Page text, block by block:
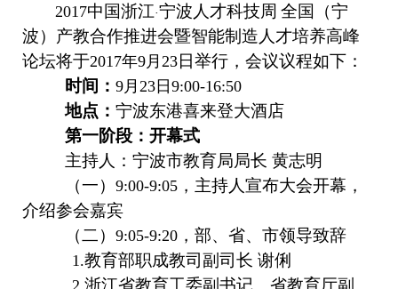
2017中国浙江·宁波人才科技周 全国（宁
波）产教合作推进会暨智能制造人才培养高峰
论坛将于2017年9月23日举行，会议议程如下：
时间： 9月23日9:00-16:50
地点： 宁波东港喜来登大酒店
第一阶段：开幕式
主持人：宁波市教育局局长 黄志明
（一） 9:00-9:05，主持人宣布大会开幕，
介绍参会嘉宾
（二） 9:05-9:20，部、省、市领导致辞
1.教育部职成教司副司长 谢俐
2.浙江省教育工委副书记、省教育厅副